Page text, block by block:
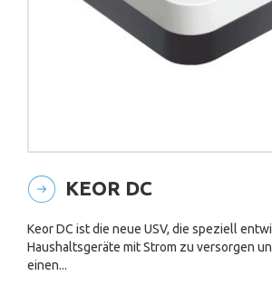
KEOR DC
Keor DC ist die neue USV, die speziell
Haushaltsgeräte mit Strom zu versorgen
einen...